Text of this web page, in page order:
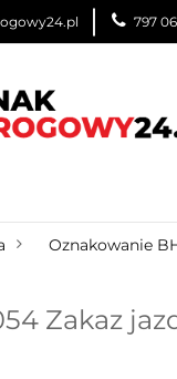
797
ZNAKI
Oznakowanie
Zakaz